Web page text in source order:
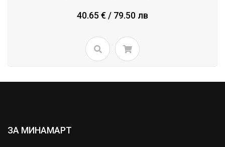
40.65 € / 79.50 лв
ЗА МИНАМАРТ